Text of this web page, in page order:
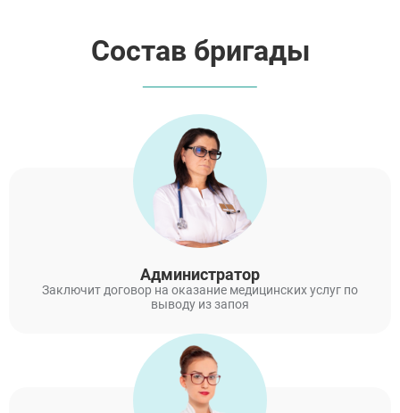
Состав бригады
Администратор
Заключит договор на оказание медицинских услуг по
выводу из запоя